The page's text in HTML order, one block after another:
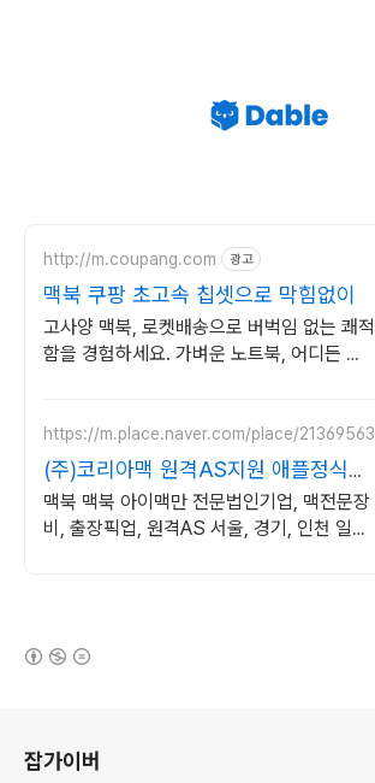
http://m.coupang.com 광고
맥북 쿠팡 초고속 칩셋으로 막힘없이
고사양 맥북, 로켓배송으로 버벅임 없는 쾌적
함을 경험하세요. 가벼운 노트북, 어디든 함
https://m.place.naver.com/place/21369563
(주)코리아맥 원격AS지원 애플정식자
격보유 신속출장점검
맥북 맥북 아이맥만 전문법인기업, 맥전문장
비, 출장픽업, 원격AS 서울, 경기, 인천 일부
잡가이버